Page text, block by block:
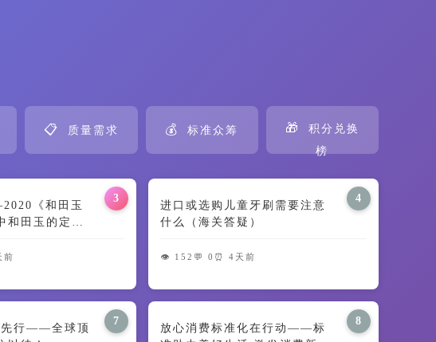
📋 质量需求 💰 标准众筹 🎁
积分兑换
榜
3
《和田玉
和田玉的定义
前
4
进口或选购儿童牙刷需要注意
什么（海关答疑）
👁️ 152 💬 0 ⏰ 4天前
7
先行——全球顶
8
放心消费标准化在行动——标